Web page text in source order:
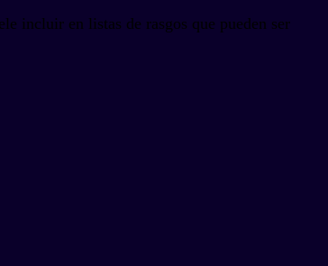
incluir en listas de rasgos que pueden ser